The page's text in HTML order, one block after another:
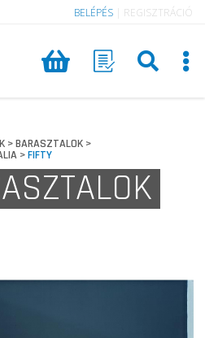
BELÉPÉS REGISZTRÁCIÓ
>BARASZTALOK >
>FIFTY